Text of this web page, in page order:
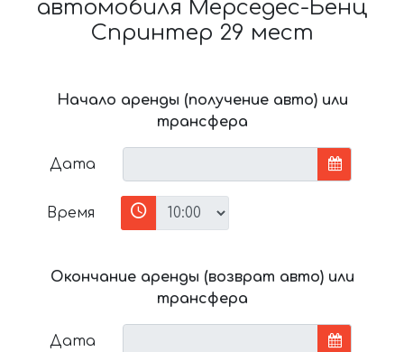
автомобиля Мерседес-Бенц
Спринтер 29 мест
Начало аренды (получение авто) или
трансфера
Дата
Время
Окончание аренды (возврат авто) или
трансфера
Дата